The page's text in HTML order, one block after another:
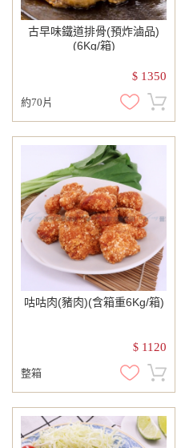
古早味鐵道排骨(預炸滷品)
(6Kg/箱)
$ 1350
約70片
咕咕肉(豬肉)(含箱重6Kg/箱)
$ 1120
整箱